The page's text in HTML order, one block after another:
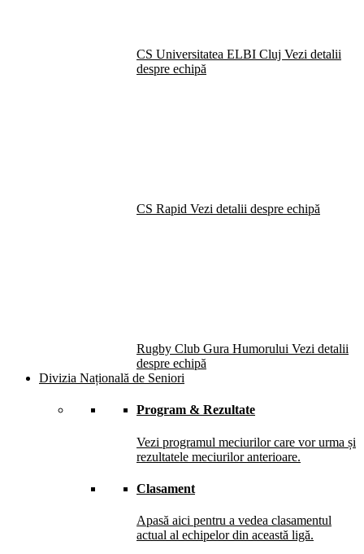
CS Universitatea ELBI Cluj Vezi detalii
despre echipă
CS Rapid Vezi detalii despre echipă
Rugby Club Gura Humorului Vezi detalii
despre echipă
Divizia Națională de Seniori
Program & Rezultate
Vezi programul meciurilor care vor urma și
rezultatele meciurilor anterioare.
Clasament
Apasă aici pentru a vedea clasamentul
actual al echipelor din această ligă.